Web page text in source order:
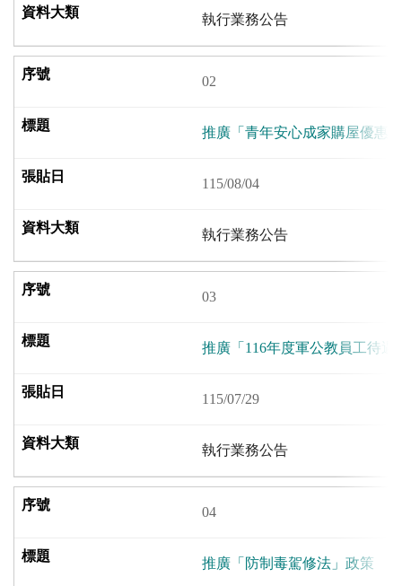
執行業務公告
02
推廣「青年安心成家購屋優惠
115/08/04
執行業務公告
03
推廣「116年度軍公教員工待遇
115/07/29
執行業務公告
04
推廣「防制毒駕修法」政策